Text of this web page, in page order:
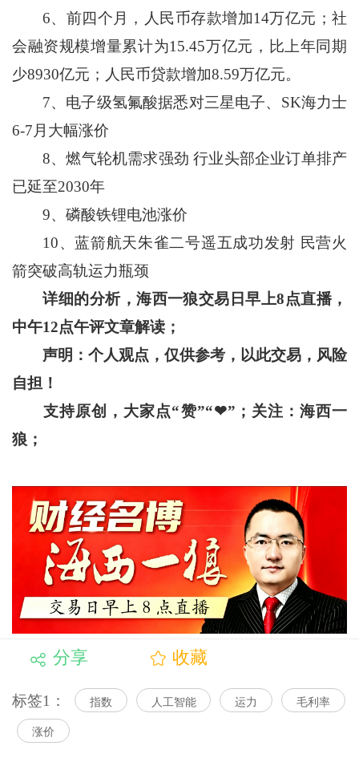
6、前四个月，人民币存款增加14万亿元；社
会融资规模增量累计为15.45万亿元，比上年同期
少8930亿元；人民币贷款增加8.59万亿元。
7、电子级氢氟酸据悉对三星电子、SK海力士
6-7月大幅涨价
8、燃气轮机需求强劲 行业头部企业订单排产
已延至2030年
9、磷酸铁锂电池涨价
10、蓝箭航天朱雀二号遥五成功发射 民营火
箭突破高轨运力瓶颈
详细的分析，海西一狼交易日早上8点直播，
中午12点午评文章解读；
声明：个人观点，仅供参考，以此交易，风险
自担！
支持原创，大家点“赞”“❤” ；关注：海西一
狼；
分享 收藏
标签1： 指数 人工智能 运力 毛利率
涨价